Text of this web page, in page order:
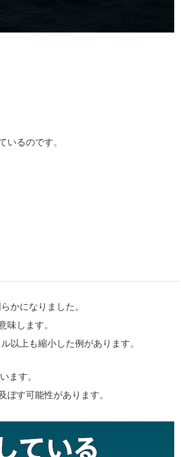
るのです。
かになりました。
します。
上も縮小した例があります。
ます。
す可能性があります。